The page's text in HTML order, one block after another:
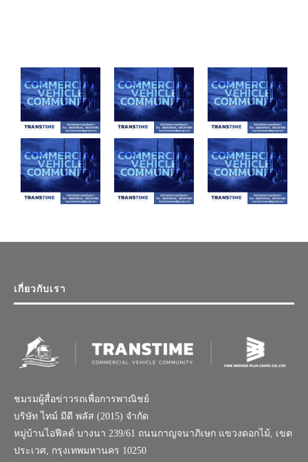
เกี่ยวกับเรา
ชมรมผู้สื่อข่าวรถเพื่อการพาณิชย์
บริษัท ไทม์ มีดี พลัส (2015) จำกัด
หมู่บ้านไอฟีลด์ บางนา 239/61 ถนนกาญจนาภิเษก แขวงดอกไม้, เขต
ประเวศ, กรุงเทพมหานคร 10250